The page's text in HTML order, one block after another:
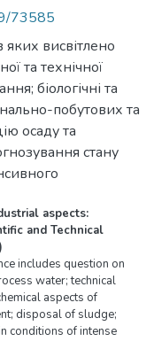
73585
висвітлено
та технічної
біологічні та
побутових та
осаду та
стану
aspects:
and Technical
includes question on
water; technical
aspects of
disposal of sludge;
conditions of intense